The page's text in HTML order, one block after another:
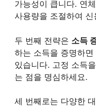
가능성이 큽니다. 연
사용량을 조절하여
두 번째 전략은 소득
하는 소득을 증명하
있습니다. 고정 소득
는 점을 명심하세요.
세 번째로는 다양한